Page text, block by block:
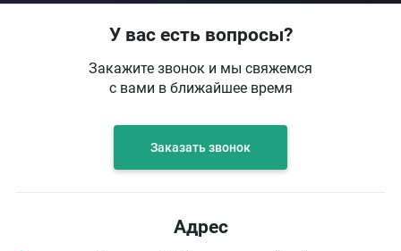
У вас есть вопросы?
Закажите звонок и мы свяжемся
с вами в ближайшее время
Заказать звонок
Адрес